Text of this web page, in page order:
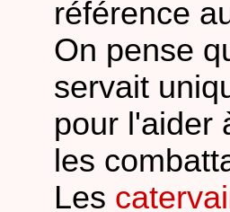
référence
On pense
servait
pour l'aider
les
Les